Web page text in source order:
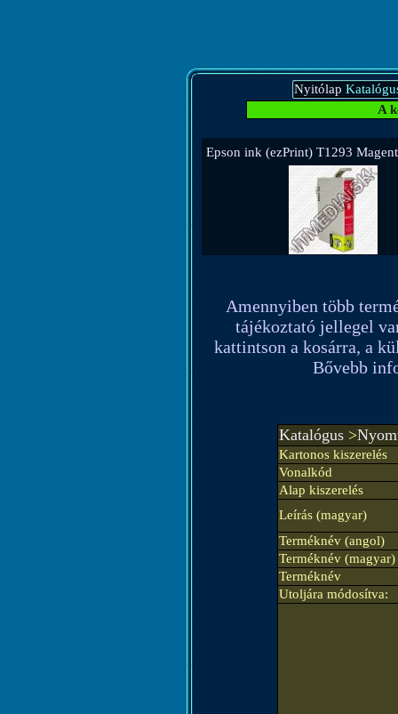
Nyitólap
A
Epson ink (ezPrint) T1293
Amennyiben több
tájékoztató jellegel
kattintson a kosárra, a
Bővebb
Katalógus>
Kartonos kiszerelés
Vonalkód
Alap kiszerelés
Leírás (magyar)
Terméknév (angol)
Terméknév (magyar)
Terméknév
Utoljára módosítva: